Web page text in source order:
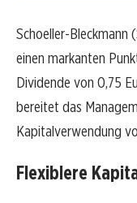
Schoeller-
einen markanten
Dividende von 0,75
bereitet das
Kapitalverwendung
Flexiblere